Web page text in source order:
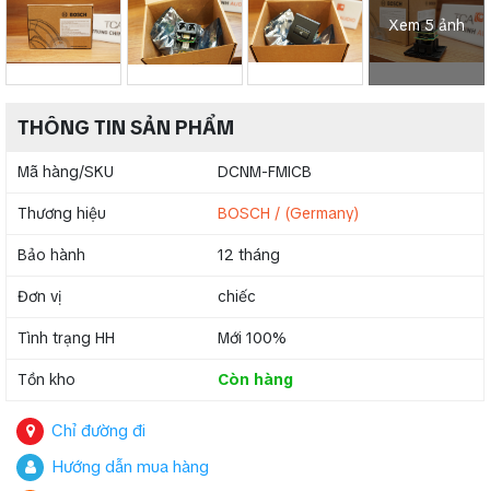
Xem 5 ảnh
THÔNG TIN SẢN PHẨM
Mã hàng/SKU DCNM-FMICB
Thương hiệu BOSCH / (Germany)
Bảo hành 12 tháng
Đơn vị chiếc
Tình trạng HH Mới 100%
Tồn kho Còn hàng
Chỉ đường đi
Hướng dẫn mua hàng